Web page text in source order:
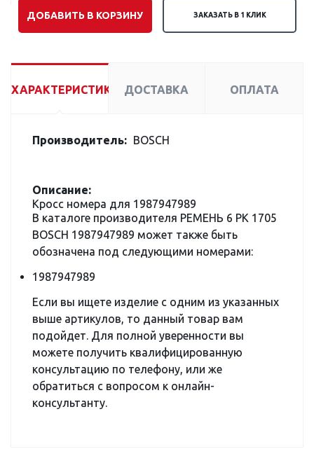
ДОБАВИТЬ В КОРЗИНУ ЗАКАЗАТЬ В 1 КЛИК
ХАРАКТЕРИСТИКИ ДОСТАВКА ОПЛАТА
Производитель: BOSCH
Описание:
Кросс номера для 1987947989
В каталоге производителя РЕМЕНЬ 6 PK 1705
BOSCH 1987947989 может также быть
обозначена под следующими номерами:
1987947989
Если вы ищете изделие с одним из указанных
выше артикулов, то данный товар вам
подойдет. Для полной уверенности вы
можете получить квалифицированную
консультацию по телефону, или же
обратиться с вопросом к онлайн-
консультанту.